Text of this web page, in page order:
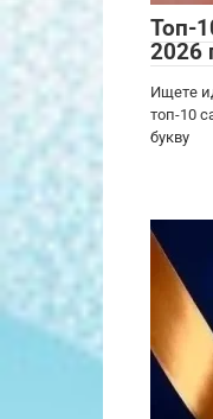
Топ-
2026
Ищете
топ-10
букву